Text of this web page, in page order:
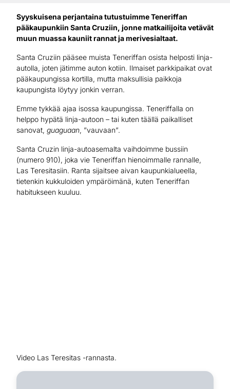
Syyskuisena perjantaina tutustuimme Teneriffan
pääkaupunkiin Santa Cruziin, jonne matkailijoita vetävät
muun muassa kauniit rannat ja merivesialtaat.
Santa Cruziin pääsee muista Teneriffan osista helposti linja-
autolla, joten jätimme auton kotiin. Ilmaiset parkkipaikat ovat
pääkaupungissa kortilla, mutta maksullisia paikkoja
kaupungista löytyy jonkin verran.
Emme tykkää ajaa isossa kaupungissa. Teneriffalla on
helppo hypätä linja-autoon – tai kuten täällä paikalliset
sanovat, guaguaan, ”vauvaan”.
Santa Cruzin linja-autoasemalta vaihdoimme bussiin
(numero 910), joka vie Teneriffan hienoimmalle rannalle,
Las Teresitasiin. Ranta sijaitsee aivan kaupunkialueella,
tietenkin kukkuloiden ympäröimänä, kuten Teneriffan
habitukseen kuuluu.
Video Las Teresitas -rannasta.